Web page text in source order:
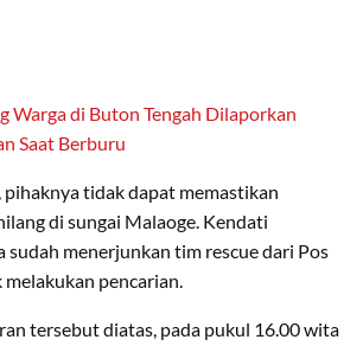
Warga di Buton Tengah Dilaporkan
Saat Berburu
pihaknya tidak dapat memastikan
di sungai Malaoge. Kendati
sudah menerjunkan tim rescue dari Pos
pencarian.
tersebut diatas, pada pukul 16.00 wita